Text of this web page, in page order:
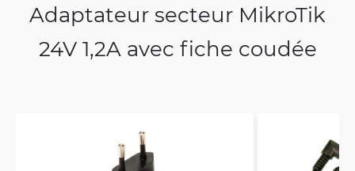
Adaptateur secteur MikroTik
24V 1,2A avec fiche coudée